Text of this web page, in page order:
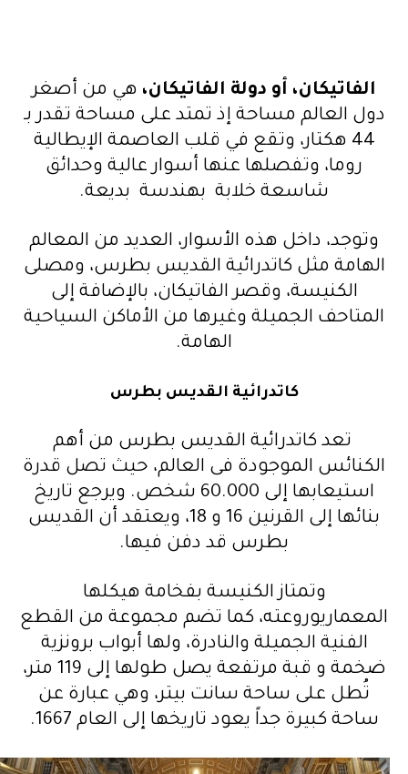
الفاتيكان، أو دولة الفاتيكان، هي من أصغر
دول العالم مساحة إذ تمتد على مساحة تقدر بـ
44 هكتار، وتقع في قلب العاصمة الإيطالية
روما، وتفصلها عنها أسوار عالية وحدائق
شاسعة خلابة بهندسة بديعة.
وتوجد، داخل هذه الأسوار، العديد من المعالم
الهامة مثل كاتدرائية القديس بطرس، ومصلى
الكنيسة، وقصر الفاتيكان، بالإضافة إلى
المتاحف الجميلة وغيرها من الأماكن السياحية
الهامة.
كاتدرائية القديس بطرس
تعد كاتدرائية القديس بطرس من أهم
الكنائس الموجودة فى العالم، حيث تصل قدرة
استيعابها إلى 60.000 شخص. ويرجع تاريخ
بنائها إلى القرنين 16 و 18، ويعتقد أن القديس
بطرس قد دفن فيها.
وتمتاز الكنيسة بفخامة هيكلها
المعماريوروعته، كما تضم مجموعة من القطع
الفنية الجميلة والنادرة، ولها أبواب برونزية
ضخمة و قبة مرتفعة يصل طولها إلى 119 متر،
تُطل على ساحة سانت بيتر، وهي عبارة عن
ساحة كبيرة جداً يعود تاريخها إلى العام 1667.